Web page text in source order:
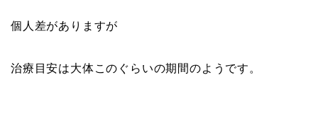
個人差がありますが
治療目安は大体このぐらいの期間のようです。